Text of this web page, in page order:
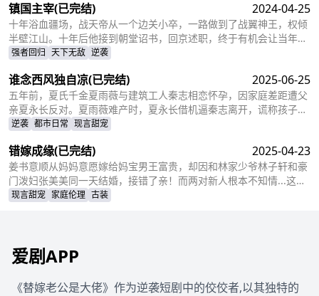
贵，成为人人敬仰的皇后，狠狠打了那些人的脸！
镇国主宰(已完结) 2024-04-25
十年浴血疆场，战天帝从一个边关小卒，一路做到了战翼神王，权倾
半壁江山。十年后他接到朝堂诏书，回京述职，终于有机会让当年害
自己母亲的仇人为之付出代价
强者回归 天下无敌 逆袭
谁念西风独自凉(已完结) 2025-06-25
五年前，夏氏千金夏雨薇与建筑工人秦志相恋怀孕，因家庭差距遭父
亲夏永长反对。夏雨薇难产时，夏永长借机逼秦志离开，谎称孩子夭
折，实则把孩子小蝶交给秦志。秦志工地事故后失智，父女拾荒为
骗。小蝶为救父接近她，她凭借护身符和鸡汤味道发现真相。夏永长
与江正阳阻挠，夏雨薇救下父女，秦志苏醒，一家团圆，夏永长悔
悟，夏雨薇继承家业，与秦志重归于好。
逆袭 都市日常 现言甜宠
错嫁成缘(已完结) 2025-04-23
姜书意顺从妈妈意愿嫁给妈宝男王富贵，却因和林家少爷林子轩和豪
门泼妇张美美同一天结婚，接错了亲！而两对新人根本不知情...这场
洞错房的闹剧会如何收场？
现言甜宠 家庭伦理 古装
爱剧APP
《替嫁老公是大佬》作为逆袭短剧中的佼佼者,以其独特的